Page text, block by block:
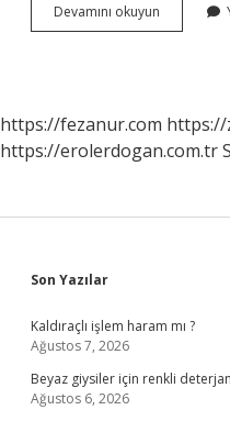
Devamını okuyun Namazın
5
https://fezanur.com https://
https://erolerdogan.com.tr
Sidebar
Son Yazılar
Kaldıraçlı işlem haram mı ?
Ağustos 7, 2026
Beyaz giysiler için renkli
Ağustos 6, 2026